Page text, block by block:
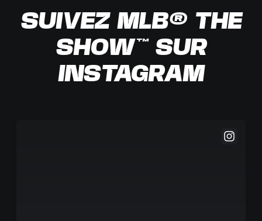
SUIVEZ MLB® THE
SHOW™ SUR
INSTAGRAM